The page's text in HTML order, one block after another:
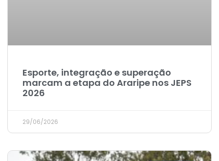
Esporte, integração e superação
marcam a etapa do Araripe nos JEPS
2026
29/06/2026